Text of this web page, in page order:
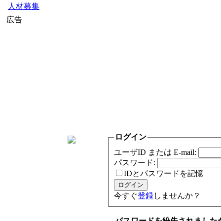
人材募集
広告
ログイン
ユーザID または E-mail:
パスワード:
IDとパスワードを記憶
今すぐ登録しませんか？